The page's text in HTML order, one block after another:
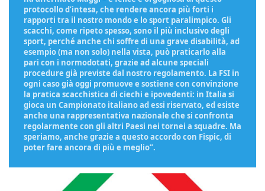
protocollo d’intesa, che rendere ancora più forti i
rapporti tra il nostro mondo e lo sport paralimpico. Gli
scacchi, come ripeto spesso, sono il più inclusivo degli
sport, perché anche chi soffre di una grave disabilità, ad
esempio (ma non solo) nella vista, può praticarlo alla
pari con i normodotati, grazie ad alcune speciali
procedure già previste dal nostro regolamento. La FSI in
ogni caso già oggi promuove e sostiene con convinzione
la pratica scacchistica di ciechi e ipovedenti: in Italia si
gioca un Campionato italiano ad essi riservato, ed esiste
anche una rappresentativa nazionale che si confronta
regolarmente con gli altri Paesi nei tornei a squadre. Ma
speriamo, anche grazie a questo accordo con Fispic, di
poter fare ancora di più e meglio”.